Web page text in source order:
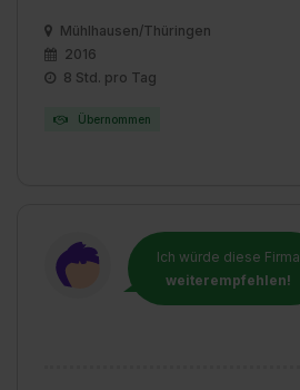
Mühlhausen/Thüringen
2016
8 Std. pro Tag
Übernommen
Ich würde diese Firma
weiterempfehlen!